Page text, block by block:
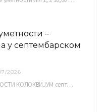
–
у септембарском
2026
СОЛФЕЂО – ИЗВОЂАЧКЕ УМЕТНОСТИ КОЛОКВИЈУМ септембарски испитни рок четвртак, 03.09.2026. уч. бр. 12 ПИСМЕНИ…